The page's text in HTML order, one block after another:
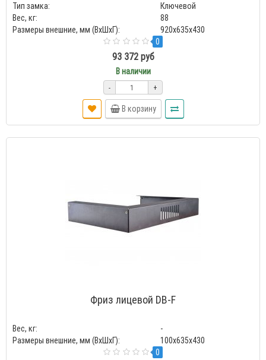
Тип замка:
Ключевой
Вес, кг:
88
Размеры внешние, мм (ВхШхГ):
920x635x430
0
93 372 руб
В наличии
- +
В корзину
Фриз лицевой DB-F
Вес, кг:
-
Размеры внешние, мм (ВхШхГ):
100x635x430
0